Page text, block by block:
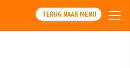
TERUG NAAR MENU